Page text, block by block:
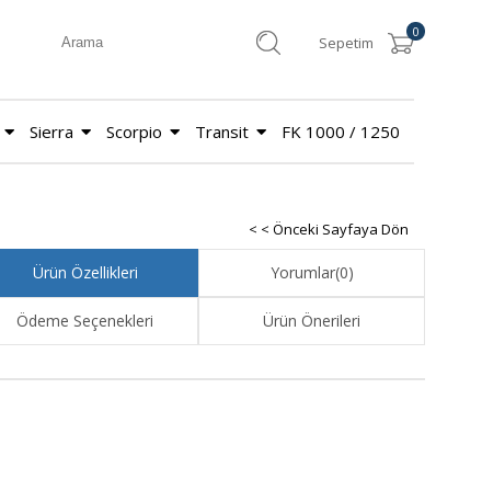
Sepetim
0
Sierra Scorpio Transit FK 1000 / 1250
< < Önceki Sayfaya Dön
Ürün Özellikleri Yorumlar(0)
Ödeme Seçenekleri Ürün Önerileri